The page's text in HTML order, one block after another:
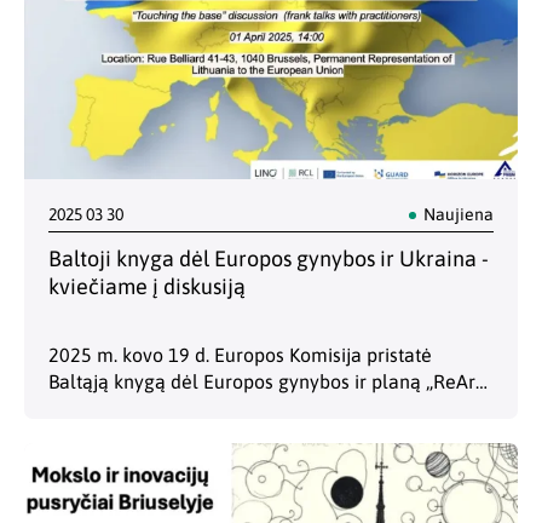
2025 03 30 Naujiena
Baltoji knyga dėl Europos gynybos ir Ukraina -
kviečiame į diskusiją
2025 m. kovo 19 d. Europos Komisija pristatė
Baltąją knygą dėl Europos gynybos ir planą „ReArm